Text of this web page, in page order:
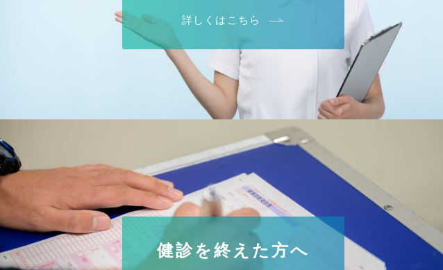
詳しくはこちら
健診を終えた方へ